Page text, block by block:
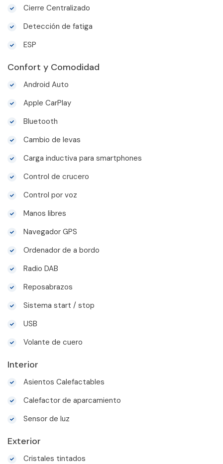
Cierre Centralizado
Detección de fatiga
ESP
Confort y Comodidad
Android Auto
Apple CarPlay
Bluetooth
Cambio de levas
Carga inductiva para smartphones
Control de crucero
Control por voz
Manos libres
Navegador GPS
Ordenador de a bordo
Radio DAB
Reposabrazos
Sistema start / stop
USB
Volante de cuero
Interior
Asientos Calefactables
Calefactor de aparcamiento
Sensor de luz
Exterior
Cristales tintados